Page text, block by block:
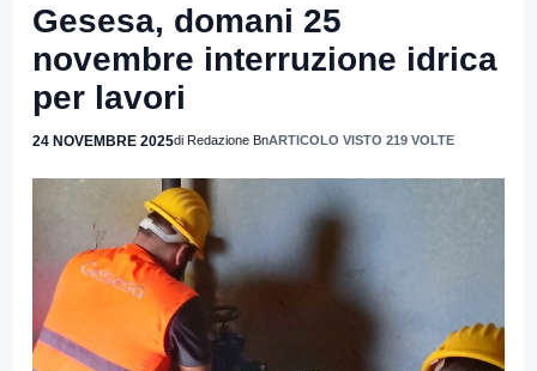
Gesesa, domani 25
novembre interruzione idrica
per lavori
24 NOVEMBRE 2025di Redazione BnARTICOLO VISTO 219 VOLTE